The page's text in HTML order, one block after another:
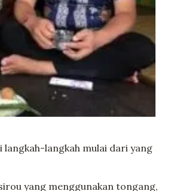
langkah-langkah mulai dari yang
yang menggunakan tongang,